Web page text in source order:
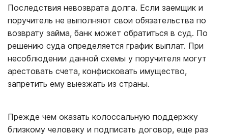
Последствия невозврата долга. Если заемщик и
поручитель не выполняют свои обязательства по
возврату займа, банк может обратиться в суд. По
решению суда определяется график выплат. При
несоблюдении данной схемы у поручителя могут
арестовать счета, конфисковать имущество,
запретить ему выезжать из страны.
Прежде чем оказать колоссальную поддержку
близкому человеку и подписать договор, еще раз